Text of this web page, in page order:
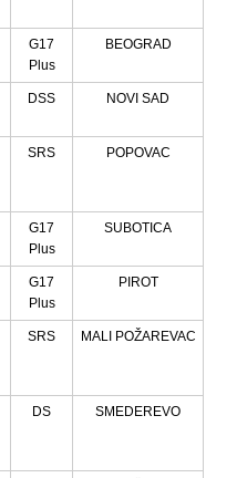
G17
Plus
BEOGRAD
DSS NOVI SAD
SRS POPOVAC
G17
Plus
SUBOTICA
G17
Plus
PIROT
SRS MALI POŽAREVAC
DS SMEDEREVO